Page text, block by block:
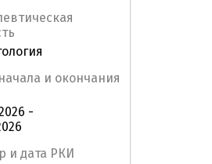
и окончания
-
и дата РКИ